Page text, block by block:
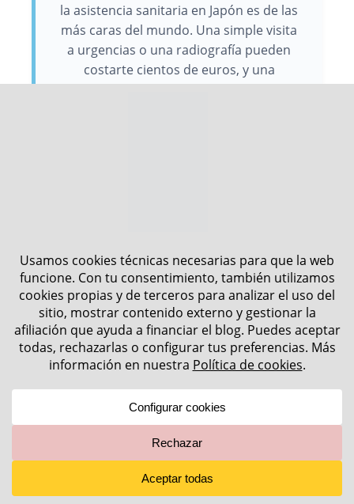
la asistencia sanitaria en Japón es de las
más caras del mundo. Una simple visita
a urgencias o una radiografía pueden
costarte cientos de euros, y una
hospitalización se te puede ir fácilmente
Asia y asistencia en español las 24 h.
Si contratas tu póliza desde nuestro
enlace, además tendrásun 5% de
descuentoen tu seguro de viaje.
Contratar seguro de viaje
con IATI (5% de descuento)
Cómo ir del aeropuerto de